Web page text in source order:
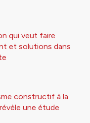
qui veut faire
et solutions dans
constructif à la
une étude